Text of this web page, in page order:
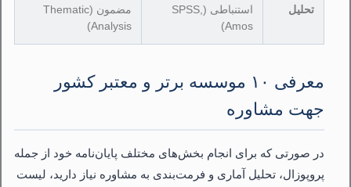
تحلیل
استنباطی (SPSS,
Amos)
مضمون (Thematic
Analysis)
معرفی ۱۰ موسسه برتر و معتبر کشور
جهت مشاوره
در صورتی که برای انجام بخش‌های مختلف پایان‌نامه خود از جمله
پروپوزال، تحلیل آماری و فرمت‌بندی به مشاوره نیاز دارید، لیست